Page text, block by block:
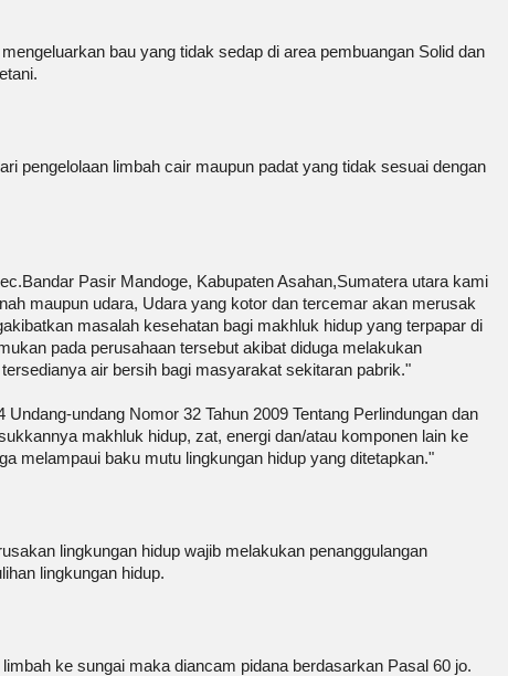
bau yang tidak sedap di area pembuangan Solid dan
pengelolaan limbah cair maupun padat yang tidak sesuai dengan
Pasir Mandoge, Kabupaten Asahan,Sumatera utara kami
maupun udara, Udara yang kotor dan tercemar akan merusak
masalah kesehatan bagi makhluk hidup yang terpapar di
pada perusahaan tersebut akibat diduga melakukan
air bersih bagi masyarakat sekitaran pabrik."
undang Nomor 32 Tahun 2009 Tentang Perlindungan dan
makhluk hidup, zat, energi dan/atau komponen lain ke
melampaui baku mutu lingkungan hidup yang ditetapkan."
lingkungan hidup wajib melakukan penanggulangan
lingkungan hidup.
ke sungai maka diancam pidana berdasarkan Pasal 60 jo.